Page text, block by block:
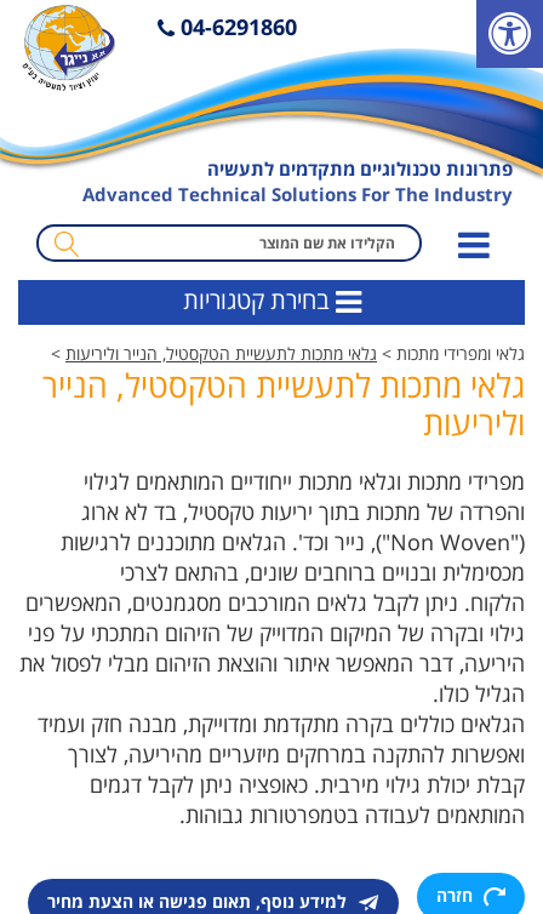
04-6291860
פתרונות טכנולוגיים מתקדמים לתעשיה
Advanced Technical Solutions For The Industry
מ
ח
בחירת קטגוריות
גלאי ומפרידי מתכות > גלאי מתכות לתעשיית הטקסטיל, הנייר וליריעות >
גלאי מתכות לתעשיית הטקסטיל, הנייר
וליריעות
מפרידי מתכות וגלאי מתכות ייחודיים המותאמים לגילוי
והפרדה של מתכות בתוך יריעות טקסטיל, בד לא ארוג
("Non Woven"), נייר וכד'. הגלאים מתוכננים לרגישות
מכסימלית ובנויים ברוחבים שונים, בהתאם לצרכי
הלקוח. ניתן לקבל גלאים המורכבים מסגמנטים, המאפשרים
גילוי ובקרה של המיקום המדוייק של הזיהום המתכתי על פני
היריעה, דבר המאפשר איתור והוצאת הזיהום מבלי לפסול את
הגליל כולו.
הגלאים כוללים בקרה מתקדמת ומדוייקת, מבנה חזק ועמיד
ואפשרות להתקנה במרחקים מיזעריים מהיריעה, לצורך
קבלת יכולת גילוי מירבית. כאופציה ניתן לקבל דגמים
המותאמים לעבודה בטמפרטורות גבוהות.
חזרה למידע נוסף, תאום פגישה או הצעת מחיר
פ
ת
י
ח
ס
ג
ש